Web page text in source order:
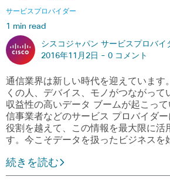
サービスプロバイダー
1 min read
シスコジャパン サービスプロバイ
2016年11月2日 - 0 コメント
通信業界は新しい時代を迎えています
くの人、デバイス、モノがつながって
収益性の高いデータ ブームが起こっ
信事業者などのサービス プロバイダ
役割を越えて、この情報を最大限に活
す。今こそデータを扱ったビジネスを
続きを読む